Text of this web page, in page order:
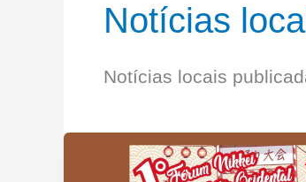
Notícias
Notícias locais